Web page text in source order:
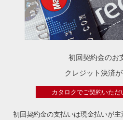
初回契約金のお
クレジット決済
カタロクでご契約いただ
初回契約金の支払いは現金払いが主